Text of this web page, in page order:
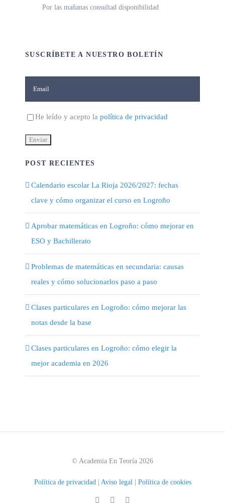
Por las mañanas consultad disponibilidad
SUSCRÍBETE A NUESTRO BOLETÍN
He leído y acepto la política de privacidad
POST RECIENTES
Calendario escolar La Rioja 2026/2027: fechas
clave y cómo organizar el curso en Logroño
Aprobar matemáticas en Logroño: cómo mejorar en
ESO y Bachillerato
Problemas de matemáticas en secundaria: causas
reales y cómo solucionarlos paso a paso
Clases particulares en Logroño: cómo mejorar las
notas desde la base
Clases particulares en Logroño: cómo elegir la
mejor academia en 2026
© Academia En Teoría 2026
Política de privacidad | Aviso legal | Política de cookies